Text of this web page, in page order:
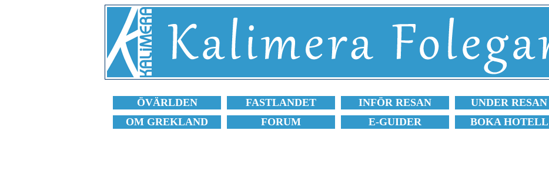
ÖVÄRLDEN FASTLANDET INFÖR RESAN UNDER RESAN
OM GREKLAND
FORUM E-GUIDER BOKA HOTELL